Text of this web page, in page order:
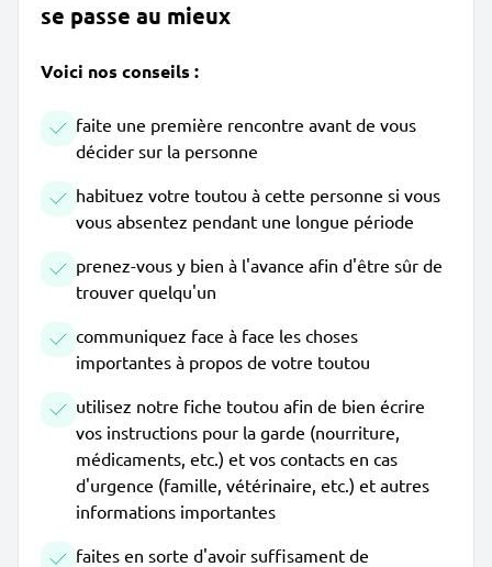
se passe au mieux
Voici nos conseils :
faite une première rencontre avant de vous
décider sur la personne
habituez votre toutou à cette personne si vous
vous absentez pendant une longue période
prenez-vous y bien à l'avance afin d'être sûr de
trouver quelqu'un
communiquez face à face les choses
importantes à propos de votre toutou
utilisez notre fiche toutou afin de bien écrire
vos instructions pour la garde (nourriture,
médicaments, etc.) et vos contacts en cas
d'urgence (famille, vétérinaire, etc.) et autres
informations importantes
faites en sorte d'avoir suffisament de